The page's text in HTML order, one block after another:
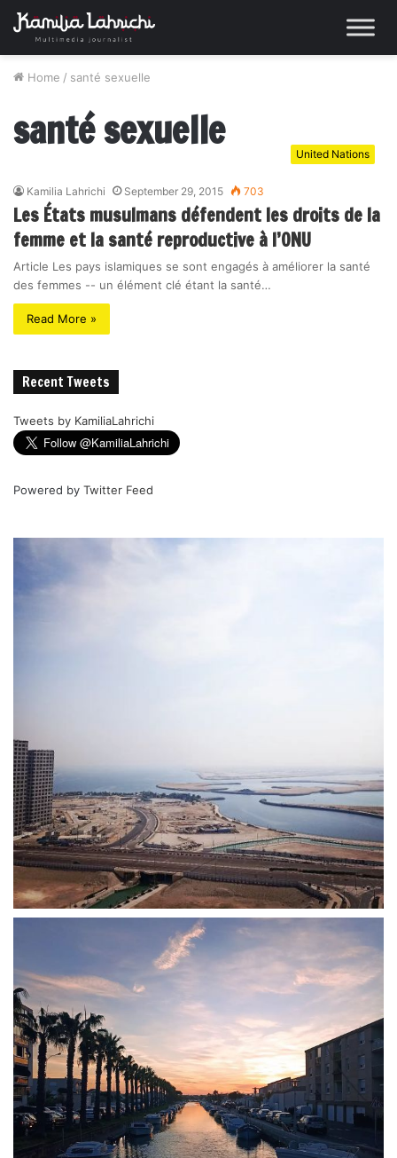
Home / santé sexuelle
santé sexuelle United Nations
Kamilia Lahrichi September 29, 2015 703
Les États musulmans défendent les droits de la
femme et la santé reproductive à l’ONU
Article Les pays islamiques se sont engagés à améliorer la santé
des femmes -- un élément clé étant la santé…
Read More »
Recent Tweets
Tweets by KamiliaLahrichi
Powered by Twitter Feed